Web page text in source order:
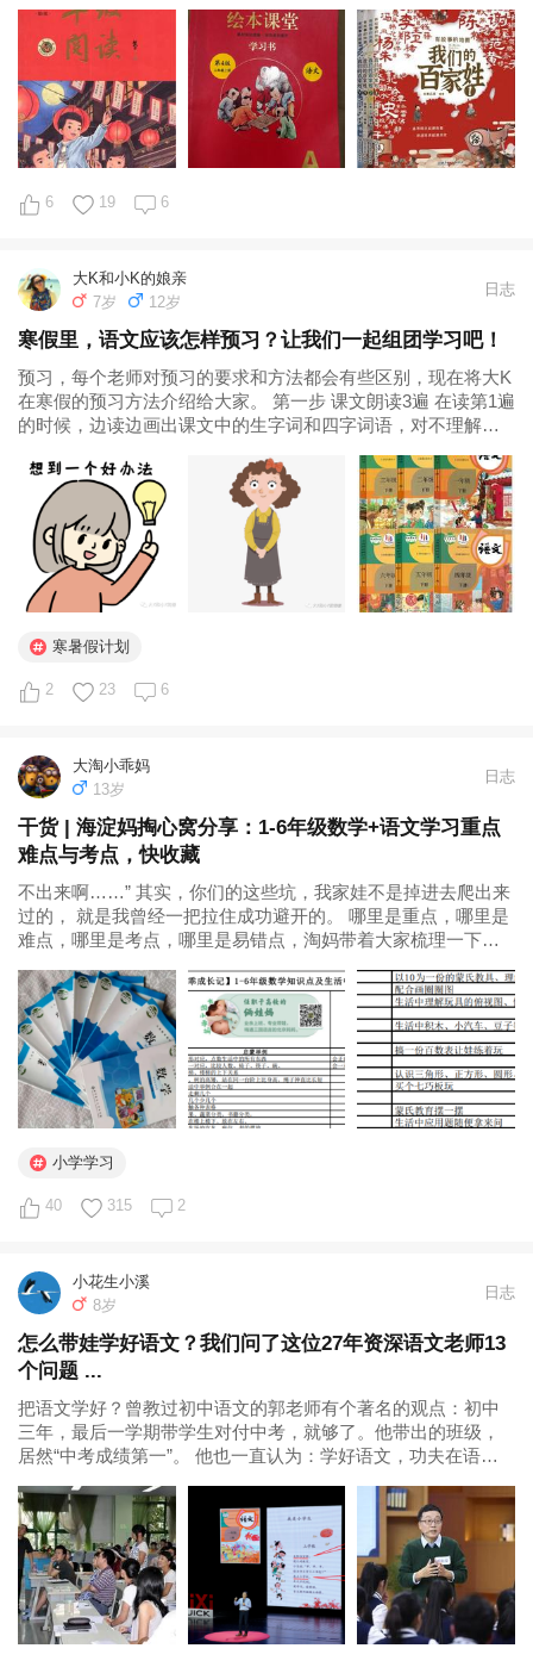
冬 ②姓氏歌 ③小青蛙 ④猜字谜 绘本课堂(年级阅读)语文一年级
下册925...
6 19 6
大K和小K的娘亲
7岁
12岁
日志
寒假里，语文应该怎样预习？让我们一起组团学习吧！
预习，每个老师对预习的要求和方法都会有些区别，现在将大K
在寒假的预习方法介绍给大家。 第一步 课文朗读3遍 在读第1遍
的时候，边读边画出课文中的生字词和四字词语，对不理解的
词解释写在这个生词的旁边。 用波浪线画出课文中的优美的句
段，比如说用过...
寒暑假计划
2 23 6
大淘小乖妈
13岁
日志
干货 | 海淀妈掏心窝分享：1-6年级数学+语文学习重点
难点与考点，快收藏
不出来啊……” 其实，你们的这些坑，我家娃不是掉进去爬出来
过的， 就是我曾经一把拉住成功避开的。 哪里是重点，哪里是
难点，哪里是考点，哪里是易错点，淘妈带着大家梳理一下这
了1-6年级数学语文教材，方便研究） 这篇文章一定要留存好，
也可以分享给需要...
小学学习
40 315 2
小花生小溪
8岁
日志
怎么带娃学好语文？我们问了这位27年资深语文老师13
个问题 ...
把语文学好？曾教过初中语文的郭老师有个著名的观点：初中
三年，最后一学期带学生对付中考，就够了。他带出的班级，
居然“中考成绩第一”。 他也一直认为：学好语文，功夫在语文
师”，谈谈语文学习中的“大问题”： 1、语文课，到底该学什么，
怎么学？ 2...